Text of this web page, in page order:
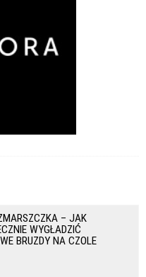
– JAK
WYGŁADZIĆ
BRUZDY NA CZOLE